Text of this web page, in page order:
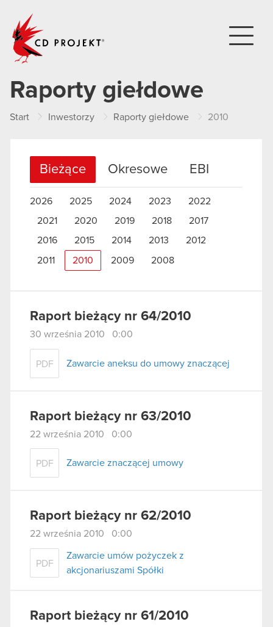
Raporty giełdowe
Start Inwestorzy Raporty giełdowe 2010
Bieżące Okresowe EBI
2026 2025 2024 2023
2022
2021
2020 2019 2018
2017
2016
2015 2014 2013 2012
2011 2010 2009 2008
Raport bieżący nr 64/2010
30 września 2010 0:00
PDF Zawarcie aneksu do umowy znaczącej
Raport bieżący nr 63/2010
22 września 2010 0:00
PDF Zawarcie znaczącej umowy
Raport bieżący nr 62/2010
22 września 2010 0:00
PDF
Zawarcie umów pożyczek z
akcjonariuszami Spółki
Raport bieżący nr 61/2010